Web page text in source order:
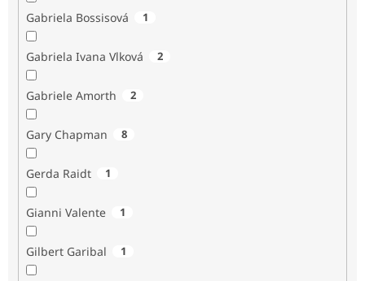
Gabriela Bossisová 1
Gabriela Ivana Vlková 2
Gabriele Amorth 2
Gary Chapman 8
Gerda Raidt 1
Gianni Valente 1
Gilbert Garibal 1